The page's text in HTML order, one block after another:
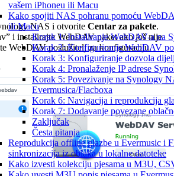
vašem iPhoneu ili Macu
Kako spojiti NAS pohranu pomoću
ili Macu
Korak 1: Instaliranje WebDAV-a na
Korak 2: Konfiguriranje WebDAV
Korak 3: Konfiguriranje dozvola
Korak 4: Pronalaženje IP adrese
Korak 5: Povezivanje na Synology
Evermusica/Flacboxa
Korak 6: Navigacija i reprodukcija
Korak 7: Dodavanje povezane
Zaključak
Česta pitanja
Reprodukcija offline glazbe u Evermusic i
sinkronizacija iz oblaka u lokalne datoteke
Kako izvesti kolekciju pjesama u M3U,
NAS i otvorite Centar za pakete.
i instalirajte WebDAV paket ako još nije
WebDAV poslužitelj za konfiguraciju.